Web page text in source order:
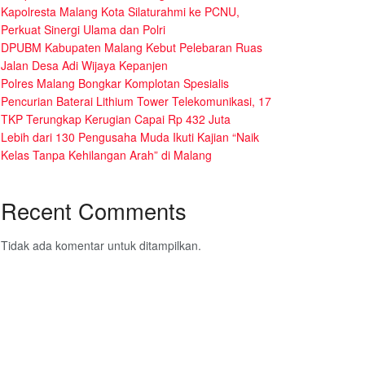
Kapolresta Malang Kota Silaturahmi ke PCNU,
Perkuat Sinergi Ulama dan Polri
DPUBM Kabupaten Malang Kebut Pelebaran Ruas
Jalan Desa Adi Wijaya Kepanjen
Polres Malang Bongkar Komplotan Spesialis
Pencurian Baterai Lithium Tower Telekomunikasi, 17
TKP Terungkap Kerugian Capai Rp 432 Juta
Lebih dari 130 Pengusaha Muda Ikuti Kajian “Naik
Kelas Tanpa Kehilangan Arah” di Malang
Recent Comments
Tidak ada komentar untuk ditampilkan.